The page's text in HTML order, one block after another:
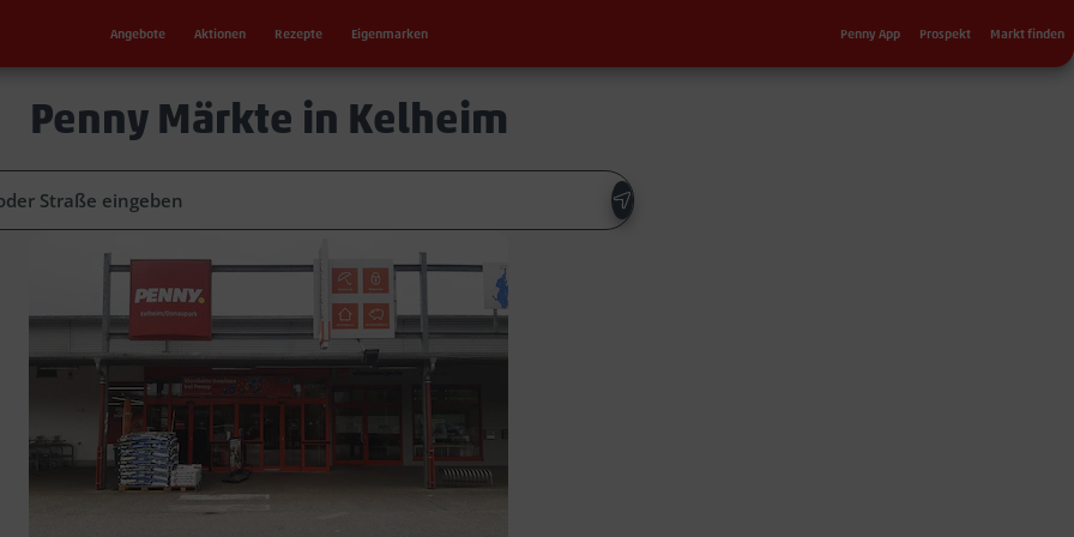
Angebote Aktionen Rezepte Eigenmarken Sekundärnavigation
Penny App Prospekt Markt finden
Penny Märkte in Kelheim